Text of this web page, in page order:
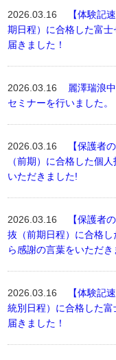
2026.03.16
【体験記
期日程）に合格した富
届きました！
2026.03.16 麗澤瑞浪
セミナーを行いました。
2026.03.16
【保護者
（前期）に合格した個
いただきました!
2026.03.16
【保護者
抜（前期日程）に合格
ら感謝の言葉をいただき
2026.03.16
【体験記
統別日程）に合格した
届きました！